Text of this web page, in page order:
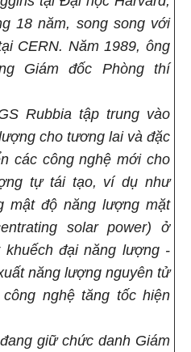
18 năm, song song với
CERN. Năm 1989, ông
Giám đốc Phòng thí
Rubbia tập trung vào
cho tương lai và đặc
các công nghệ mới cho
tự tái tạo, ví dụ như
mật độ năng lượng mặt
solar power) ở
đại năng lượng -
năng lượng nguyên tử
nghệ tăng tốc hiện
giữ chức danh Giám